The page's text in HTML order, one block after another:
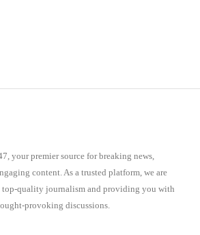
your premier source for breaking news,
content. As a trusted platform, we are
quality journalism and providing you with
provoking discussions.